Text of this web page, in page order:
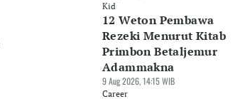
Kid
12 Weton Pembawa
Rezeki Menurut Kitab
Primbon Betaljemur
Adammakna
9 Aug 2026, 14:15 WIB
Career